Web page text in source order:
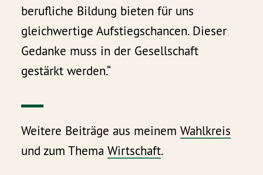
berufliche Bildung bieten für uns
gleichwertige Aufstiegschancen. Dieser
Gedanke muss in der Gesellschaft
gestärkt werden.“
Weitere Beiträge aus meinemWahlkreis
und zum ThemaWirtschaft.